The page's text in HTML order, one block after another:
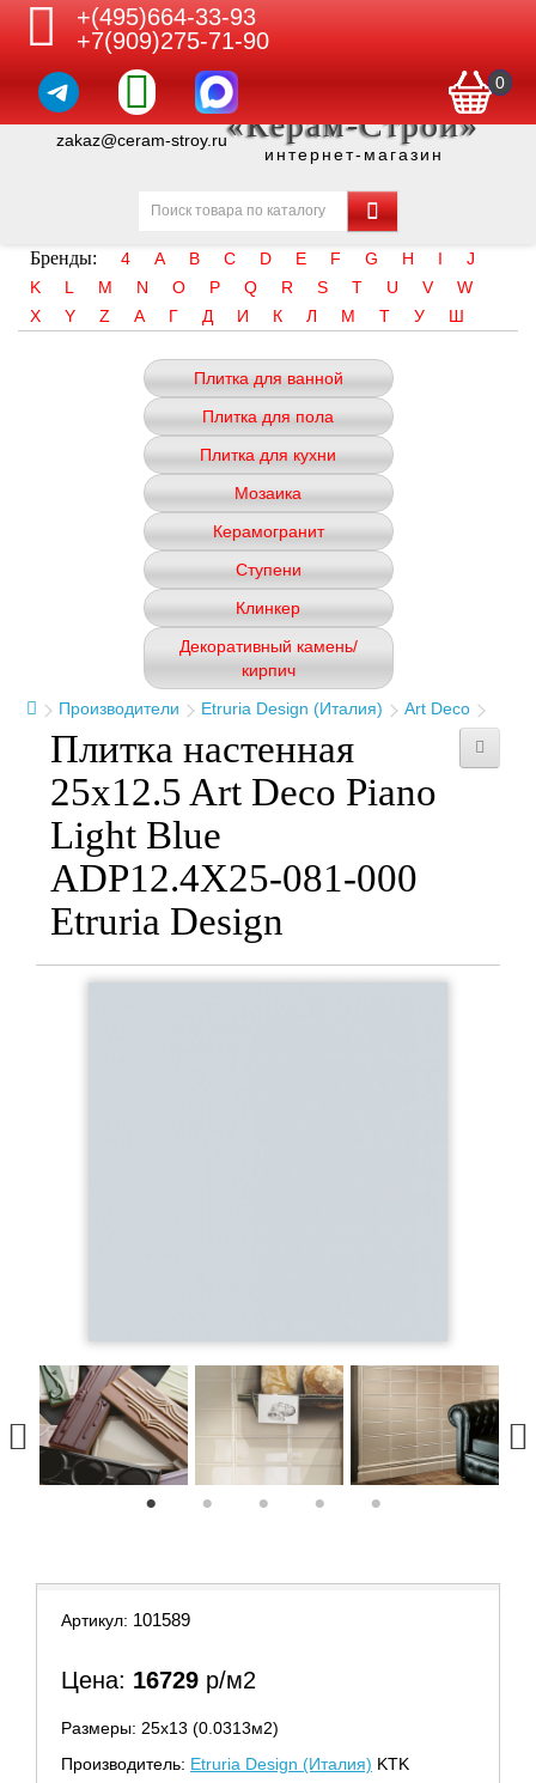
+(495)664-33-93
+7(909)275-71-90
0
zakaz@ceram-stroy.ru«Керам-Строй»
интернет-магазин
Бренды: 4 A B C D E F G H I
J
K
L M N O P Q R S T U V
W
X
Y Z А Г Д И К Л М Т У Ш
Плитка для ванной
Плитка для пола
Плитка для кухни
Мозаика
Керамогранит
Ступени
Клинкер
Декоративный камень/
кирпич
Производители
Etruria Design (Италия) Art Deco
Плитка настенная
25x12.5 Art Deco Piano
Light Blue
ADP12.4X25-081-000
Etruria Design
Артикул: 101589
Цена: 16729 р/м2
Размеры: 25х13 (0.0313м2)
Производитель: Etruria Design (Италия) KTK